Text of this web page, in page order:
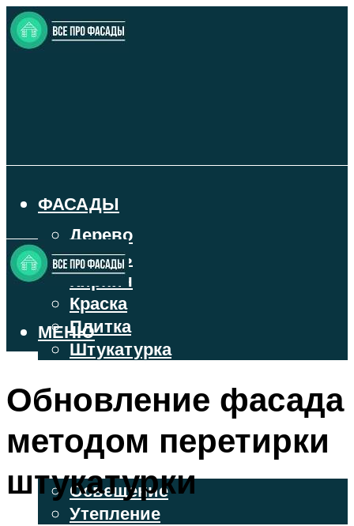
ФАСАДЫ
Дерево
Камень
Кирпич
Краска
Плитка
Штукатурка
ФАСАДНЫЙ САЙДИНГ
ОСВЕЩЕНИЕ И УТЕПЛЕНИЕ
Освещение
Утепление
МЕНЮ
Обновление фасада
методом перетирки
штукатурки